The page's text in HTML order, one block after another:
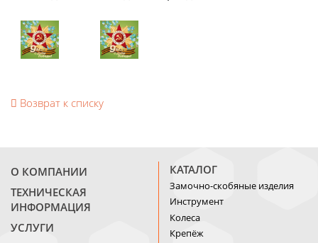
Возврат к списку
О КОМПАНИИ
ТЕХНИЧЕСКАЯ
ИНФОРМАЦИЯ
УСЛУГИ
КАТАЛОГ
Замочно-скобяные изделия
Инструмент
Колеса
Крепёж